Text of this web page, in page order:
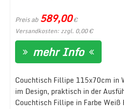
Preis ab 589,00€
Versandkosten: zzgl. 0,00 €
mehr Info
Couchtisch Fillipe 115x70cm in
im Design, praktisch in der
Couchtisch Fillipe in Farbe